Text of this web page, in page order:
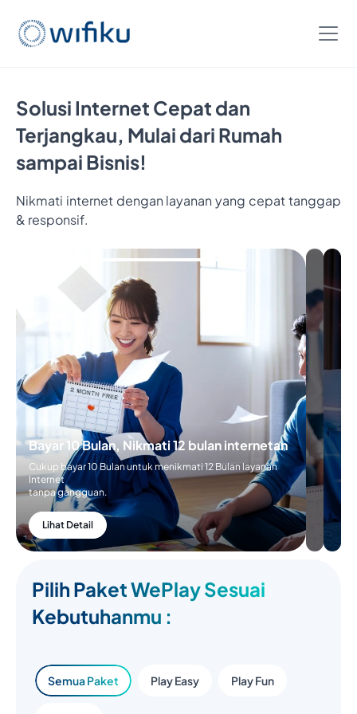
Solusi Internet Cepat dan
Terjangkau, Mulai dari Rumah
sampai Bisnis!
Nikmati internet dengan layanan yang cepat tanggap
& responsif.
Bayar 10 Bulan, Nikmati 12 bulan
internetan
Cukup bayar 10 Bulan untuk menikmati 12 Bulan
layanan Internet
tanpa gangguan.
Lihat Detail
5
Bulan,
Nikmatin
Bulan
Internetan
Bayar 5
Bulan
menikmati
6 Bulan
layanan
internetan
tanpa
gangguan
Lihat
Pilih Paket WePlay Sesuai
Kebutuhanmu :
Semua Paket Play Easy Play Fun